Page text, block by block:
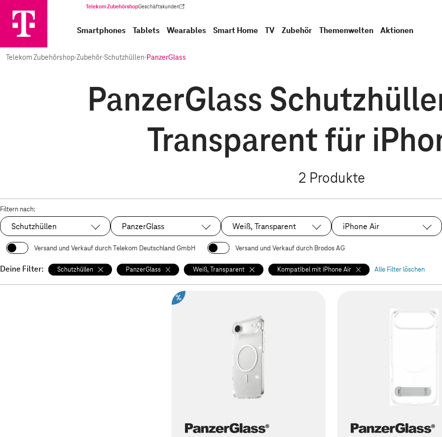
Telekom ZubehörshopGeschäftskunden
(Wird in einem neuen Tab geöffnet)
Smartphones Tablets Wearables Smart Home TV Zubehör Themenwelten Aktionen
Telekom Zubehörshop·Zubehör·Schutzhüllen·PanzerGlass
PanzerGlass
Transparent für
2 Produkte
Filtern nach:
Ausgewählt:
Schutzhüllen Ausgewählt:
PanzerGlass Ausgewählt:
Weiß, Transparent Ausgewählt:
iPhone Air
Versand und Verkauf durch Telekom Deutschland GmbH Versand und Verkauf durch Brodos AG
Deine Filter: Schutzhüllen PanzerGlass Weiß, Transparent Kompatibel mit iPhone Air Alle Filter löschen
%